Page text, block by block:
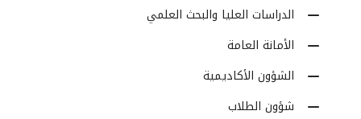
الدراسات العليا والبحث العلمي
الأمانة العامة
الشؤون الأكاديمية
شؤون الطلاب